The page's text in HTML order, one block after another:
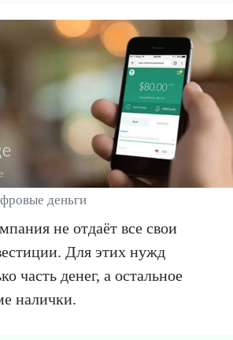
деньги
не отдаёт все свои
Для этих нужд
часть денег, а остальное
налички.